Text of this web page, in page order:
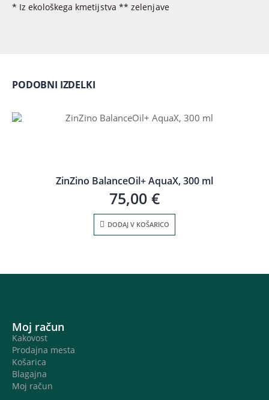
* Iz ekološkega kmetijstva ** zelenjave
PODOBNI IZDELKI
ZinZino BalanceOil+ AquaX, 300 ml
75,00 €
DODAJ V KOŠARICO
Moj račun
Kakovost
Prodajna mesta
Košarica
Blagajna
Moj račun